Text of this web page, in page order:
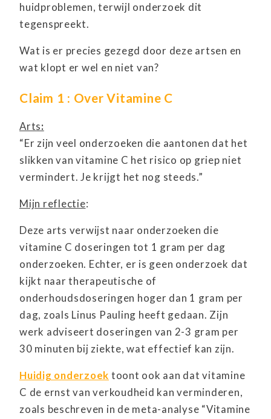
huidproblemen, terwijl onderzoek dit
tegenspreekt.
Wat is er precies gezegd door deze artsen en
wat klopt er wel en niet van?
Claim 1 : Over Vitamine C
Arts:
“Er zijn veel onderzoeken die aantonen dat het
slikken van vitamine C het risico op griep niet
vermindert. Je krijgt het nog steeds.”
Mijn reflectie:
Deze arts verwijst naar onderzoeken die
vitamine C doseringen tot 1 gram per dag
onderzoeken. Echter, er is geen onderzoek dat
kijkt naar therapeutische of
onderhoudsdoseringen hoger dan 1 gram per
dag, zoals Linus Pauling heeft gedaan. Zijn
werk adviseert doseringen van 2-3 gram per
30 minuten bij ziekte, wat effectief kan zijn.
Huidig onderzoek toont ook aan dat vitamine
C de ernst van verkoudheid kan verminderen,
zoals beschreven in de meta-analyse “Vitamine